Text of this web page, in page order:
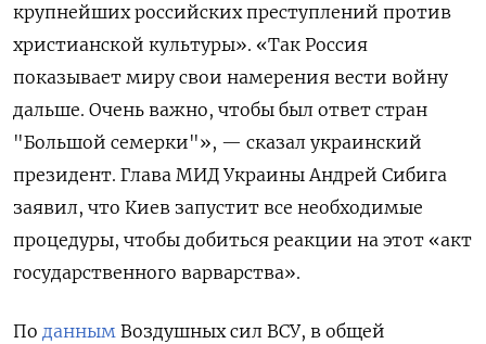
крупнейших российских преступлений против
христианской культуры». «Так Россия
показывает миру свои намерения вести войну
дальше. Очень важно, чтобы был ответ стран
"Большой семерки"», — сказал украинский
президент. Глава МИД Украины Андрей Сибига
заявил, что Киев запустит все необходимые
процедуры, чтобы добиться реакции на этот «акт
государственного варварства».
По данным Воздушных сил ВСУ, в общей